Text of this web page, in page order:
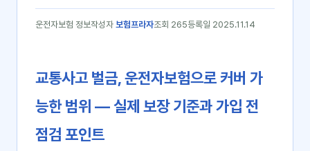
운전자보험 정보작성자 보험프라자조회 265등록일 2025.11.14
교통사고 벌금, 운전자보험으로 커버 가
능한 범위 ― 실제 보장 기준과 가입 전
점검 포인트